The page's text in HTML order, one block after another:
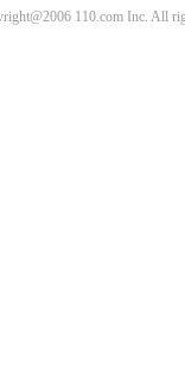
110.com Inc. All